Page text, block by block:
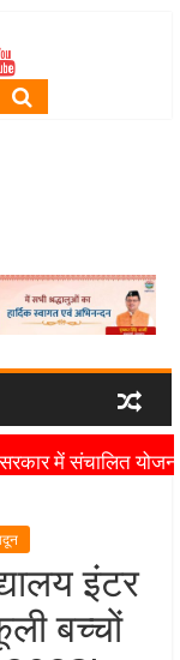
में संचालित
धामी ने हरकी पैड़ी
मार्ग पर हेलीकॉप्टर से
कर उनका स्वागत
इंटर
बच्चों